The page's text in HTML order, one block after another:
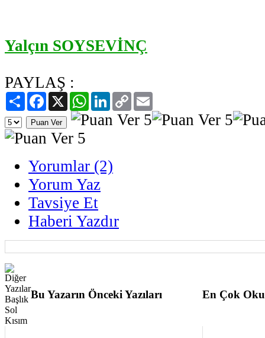
Yalçın SOYSEVİNÇ
PAYLAŞ :
PaylaşFacebook
X WhatsAppLinkedIn
Copy
Link
Yorumlar (2)
Yorum Yaz
Tavsiye Et
Haberi Yazdır
Bu Yazarın Önceki Yazıları En Çok